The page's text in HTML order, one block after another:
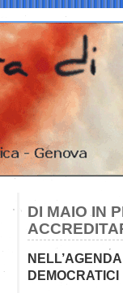
DI MAIO IN
DEMOCRATICI